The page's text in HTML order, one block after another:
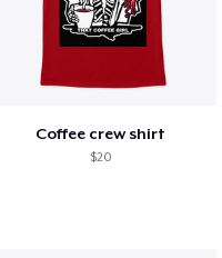
Coffee crew shirt
$20